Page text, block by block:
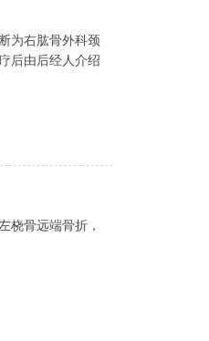
为右肱骨外科颈
后由后经人介绍
桡骨远端骨折，